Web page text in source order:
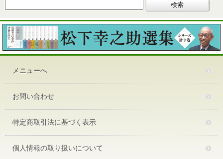
メニューへ
お問い合わせ
特定商取引法に基づく表示
個人情報の取り扱いについて